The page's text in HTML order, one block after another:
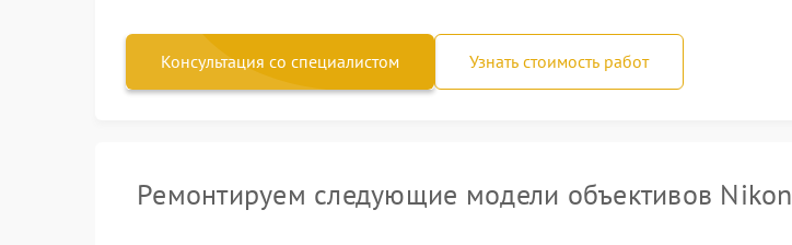
Консультация со специалистом Узнать стоимость работ
Ремонтируем следующие модели объективов Nikon